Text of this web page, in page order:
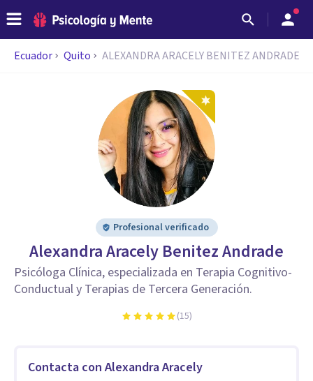
Ecuador Quito ALEXANDRA ARACELY BENITEZ ANDRADE
Profesional verificado
Alexandra Aracely Benitez Andrade
Psicóloga Clínica, especializada en Terapia Cognitivo-
Conductual y Terapias de Tercera Generación.
(15)
Contacta con Alexandra Aracely